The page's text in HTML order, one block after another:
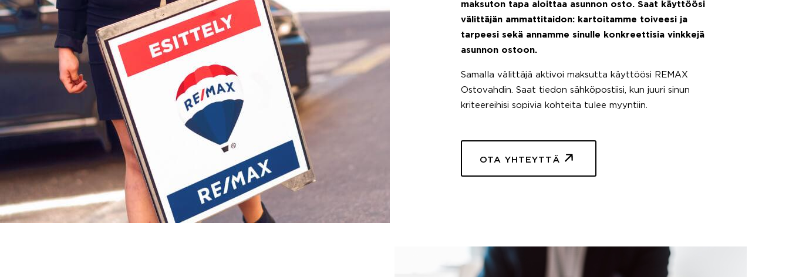
maksuton tapa aloittaa asunnon osto. Saat käyttöösi
välittäjän ammattitaidon: kartoitamme toiveesi ja
tarpeesi sekä annamme sinulle konkreettisia vinkkejä
asunnon ostoon.
Samalla välittäjä aktivoi maksutta käyttöösi REMAX
Ostovahdin. Saat tiedon sähköpostiisi, kun juuri sinun
kriteereihisi sopivia kohteita tulee myyntiin.
OTA YHTEYTTÄ